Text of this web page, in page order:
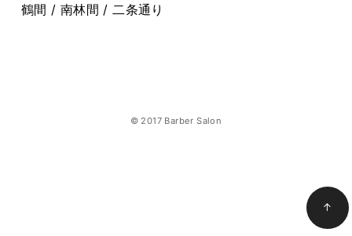
鶴間 / 南林間 / 二条通り
© 2017 Barber Salon
↑